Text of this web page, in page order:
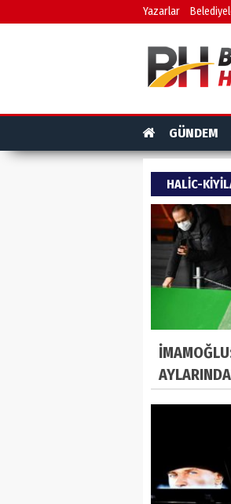
Yazarlar
GÜNDEM
HALIC-